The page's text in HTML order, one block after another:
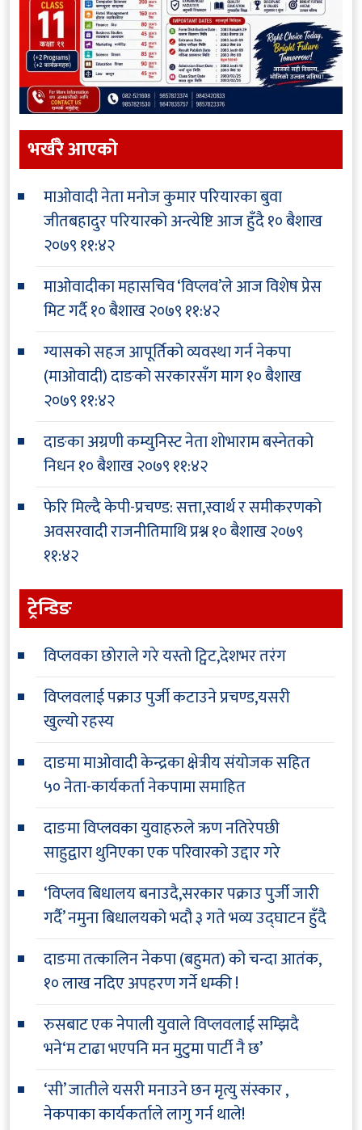
भर्खरै आएकाे
माओवादी नेता मनोज कुमार परियारका बुवा
जीतबहादुर परियारको अन्त्येष्टि आज हुँदै१० बैशाख
२०७९ ११:४२
माओवादीका महासचिव ‘विप्लव’ले आज विशेष प्रेस
मिट गर्दै१० बैशाख २०७९ ११:४२
ग्यासको सहज आपूर्तिको व्यवस्था गर्न नेकपा
(माओवादी) दाङको सरकारसँग माग१० बैशाख
२०७९ ११:४२
दाङका अग्रणी कम्युनिस्ट नेता शोभाराम बस्नेतको
निधन१० बैशाख २०७९ ११:४२
फेरि मिल्दै केपी-प्रचण्ड: सत्ता,स्वार्थ र समीकरणको
अवसरवादी राजनीतिमाथि प्रश्न१० बैशाख २०७९
११:४२
ट्रेन्डिङ
विप्लवका छोराले गरे यस्तो ट्विट,देशभर तरंग
विप्लवलाई पक्राउ पुर्जी कटाउने प्रचण्ड,यसरी
खुल्यो रहस्य
दाङमा माओवादी केन्द्रका क्षेत्रीय संयोजक सहित
५० नेता-कार्यकर्ता नेकपामा समाहित
दाङमा विप्लवका युवाहरुले ऋण नतिरेपछी
साहुद्वारा थुनिएका एक परिवारको उद्दार गरे
‘विप्लव बिधालय बनाउदै,सरकार पक्राउ पुर्जी जारी
गर्दै’ नमुना बिधालयको भदौ ३ गते भव्य उद्घाटन हुँदै
दाङमा तत्कालिन नेकपा (बहुमत) को चन्दा आतंक,
१० लाख नदिए अपहरण गर्ने धम्की !
रुसबाट एक नेपाली युवाले विप्लवलाई सम्झिदै
भने‘म टाढा भएपनि मन मुटुमा पार्टी नै छ’
‘सी’ जातीले यसरी मनाउने छन मृत्यु संस्कार ,
नेकपाका कार्यकर्ताले लागु गर्न थाले!